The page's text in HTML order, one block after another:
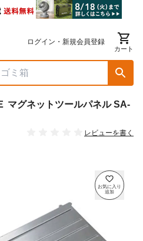
ログイン・新規会員登録
カート
マグネットツールパネル SA-
レビューを書く